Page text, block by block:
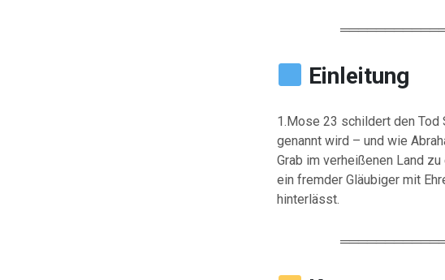
Einleitung
1.Mose 23 schildert den Tod
genannt wird – und wie
Grab im verheißenen Land zu
ein fremder Gläubiger mit
hinterlässt.